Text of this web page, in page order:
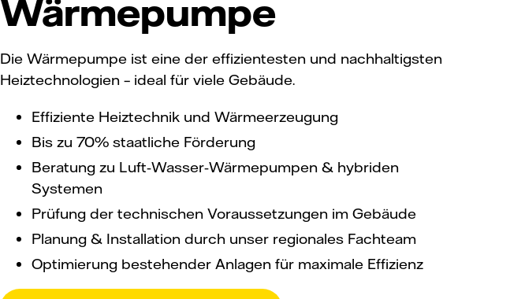
Wärmepumpe
Die Wärmepumpe ist eine der effizientesten und nachhaltigsten
Heiztechnologien – ideal für viele Gebäude.
Effiziente Heiztechnik und Wärmeerzeugung
Bis zu 70% staatliche Förderung
Beratung zu Luft‑Wasser‑Wärmepumpen & hybriden
Systemen
Prüfung der technischen Voraussetzungen im Gebäude
Planung & Installation durch unser regionales Fachteam
Optimierung bestehender Anlagen für maximale Effizienz